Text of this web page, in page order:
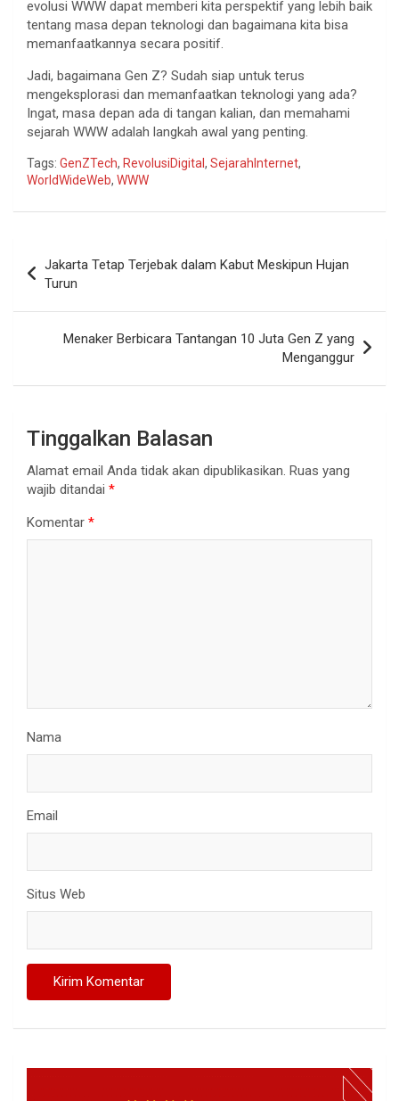
evolusi WWW dapat memberi kita perspektif yang lebih baik
tentang masa depan teknologi dan bagaimana kita bisa
memanfaatkannya secara positif.
Jadi, bagaimana Gen Z? Sudah siap untuk terus
mengeksplorasi dan memanfaatkan teknologi yang ada?
Ingat, masa depan ada di tangan kalian, dan memahami
sejarah WWW adalah langkah awal yang penting.
Tags: GenZTech, RevolusiDigital , SejarahInternet,
WorldWideWeb, WWW
pos
Jakarta Tetap Terjebak dalam Kabut Meskipun Hujan
Turun
Menaker Berbicara Tantangan 10 Juta Gen Z yang
Menganggur
Tinggalkan Balasan
Alamat email Anda tidak akan dipublikasikan. Ruas yang
wajib ditandai *
Komentar *
Nama
Email
Situs Web